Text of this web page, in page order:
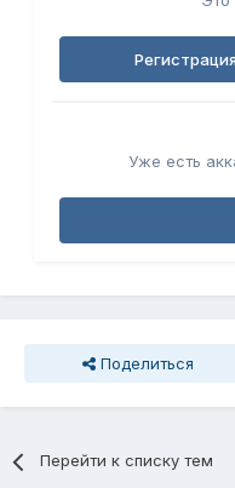
Уже есть
Поделиться
Перейти к списку тем